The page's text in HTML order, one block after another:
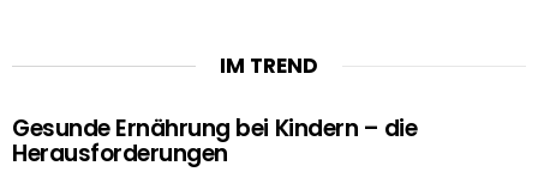
IM TREND
Gesunde Ernährung bei Kindern – die
Herausforderungen